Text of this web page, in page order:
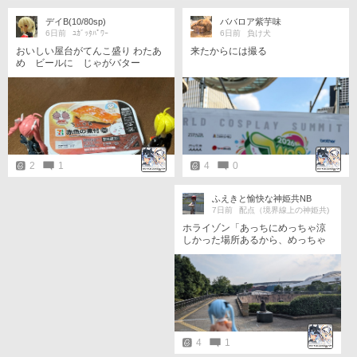
デイB(10/80sp)
6日前 ﾕｶﾞｯﾀﾊﾟﾜｰ
おいしい屋台がてんこ盛り わたあ
め ビールに じゃがバター
2 1
ババロア紫芋味
6日前 負け犬
来たからには撮る
4 0
ふえきと愉快な神姫共NB
7日前 配点（境界線上の神姫共)
ホライゾン「あっちにめっちゃ涼
しかった場所あるから、めっちゃ
涼しいよ！」 ……あ、うん。
4 1